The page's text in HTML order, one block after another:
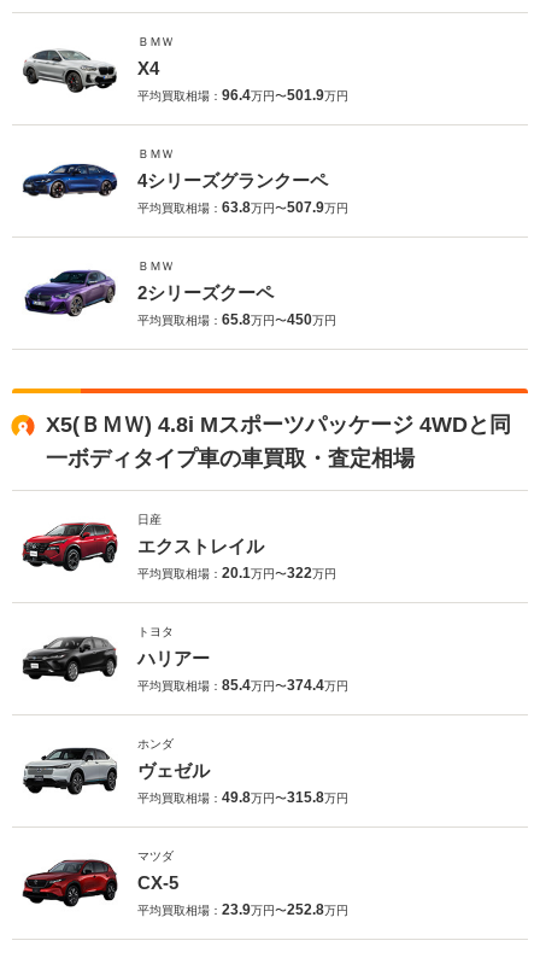
ＢＭＷ
X4
平均買取相場： 96.4万円〜501.9万円
ＢＭＷ
4シリーズグランクーペ
平均買取相場： 63.8万円〜507.9万円
ＢＭＷ
2シリーズクーペ
平均買取相場： 65.8万円〜450万円
X5(ＢＭＷ) 4.8i Mスポーツパッケージ 4WDと同
一ボディタイプ車の車買取・査定相場
日産
エクストレイル
平均買取相場： 20.1万円〜322万円
トヨタ
ハリアー
平均買取相場： 85.4万円〜374.4万円
ホンダ
ヴェゼル
平均買取相場： 49.8万円〜315.8万円
マツダ
CX-5
平均買取相場： 23.9万円〜252.8万円